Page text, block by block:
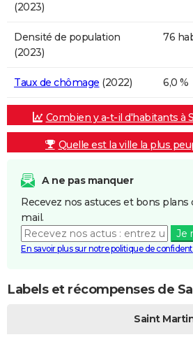
(2023)
Densité de population
(2023)
76
Taux de chômage (2022) 6,0 %
Combien y a-t-il d'habitants à
Quelle est la ville la plus
A ne pas manquer
Recevez nos astuces et bons
mail.
Je
En savoir plus sur notre politique de
Labels et récompenses de
Saint